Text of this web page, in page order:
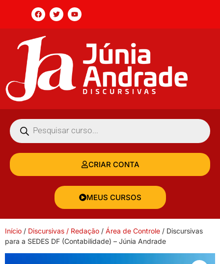
CRIAR CONTA
MEUS CURSOS
Início / Discursivas / Redação / Área de Controle / Discursivas
para a SEDES DF (Contabilidade) – Júnia Andrade